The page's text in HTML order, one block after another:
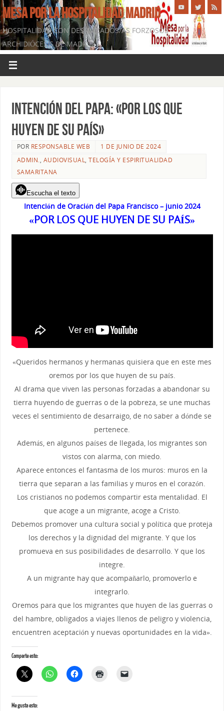
MESA POR LA HOSPITALIDAD MADRID
HOSPITALIDAD CON DESPLAZADOS/AS FORZOSOS -
ARCHIDIÓCESIS DE MADRID
Intención del Papa: «Por los que
huyen de su país»
POR RESPONSABLE WEB
1 DE JUNIO DE 2024
ADMIN., AUDIOVISUAL,TELOGÍA Y ESPIRITUALIDAD
SAMARITANA
Escucha el texto
Intención de Oración del Papa Francisco – junio 2024
«POR LOS QUE HUYEN DE SU PAÍS»
«Queridos hermanos y hermanas quisiera que en este mes
oremos por los que huyen de su país.
Al drama que viven las personas forzadas a abandonar su
tierra huyendo de guerras o de la pobreza, se une muchas
veces el sentimiento de desarraigo, de no saber a dónde se
pertenece.
Además, en algunos países de llegada, los migrantes son
vistos con alarma, con miedo.
Aparece entonces el fantasma de los muros: muros en la
tierra que separan a las familias y muros en el corazón.
Los cristianos no podemos compartir esta mentalidad. El
que acoge a un migrante, acoge a Cristo.
Debemos promover una cultura social y política que proteja
los derechos y la dignidad del migrante. Y que los
promueva en sus posibilidades de desarrollo. Y que los
integre.
A un migrante hay que acompañarlo, promoverlo e
integrarlo.
Oremos para que los migrantes que huyen de las guerras o
del hambre, obligados a viajes llenos de peligro y violencia,
encuentren aceptación y nuevas oportunidades en la vida».
Comparte esto:
Me gusta esto: